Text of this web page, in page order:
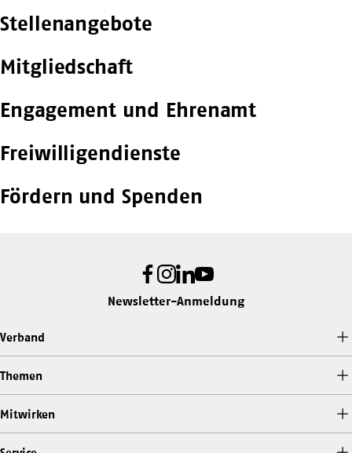
Stellenangebote
Mitgliedschaft
Engagement und Ehrenamt
Freiwilligendienste
Fördern und Spenden
Facebook
Instagram
LinkedIn
Youtube
Newsletter-Anmeldung
Verband
Themen
Mitwirken